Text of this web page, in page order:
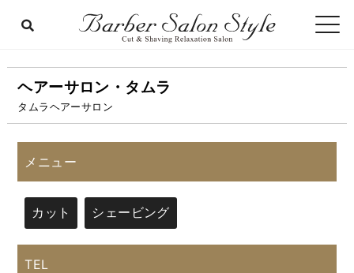
ヘアーサロン・タムラ
タムラヘアーサロン
メニュー
カット シェービング
TEL